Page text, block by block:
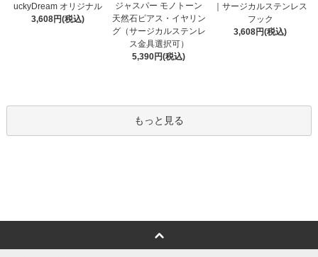
uckyDream オリジナル
3,608円(税込)
ジャスパー モノトーン
天然石ピアス・イヤリン
グ（サージカルステンレ
ス金具選択可）
5,390円(税込)
｜サージカルステンレス
フック
3,608円(税込)
もっと見る